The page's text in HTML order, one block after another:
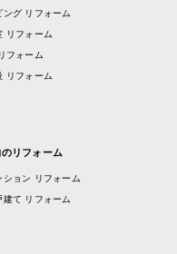
ング リフォーム
リフォーム
フォーム
リフォーム
リフォーム
ション リフォーム
建て リフォーム